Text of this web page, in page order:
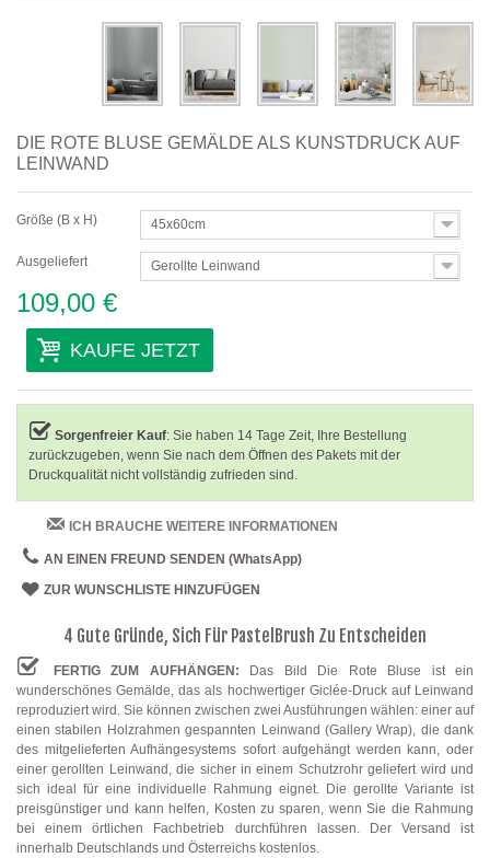
Nach Raum
DIE ROTE BLUSE GEMÄLDE ALS KUNSTDRUCK AUF
LEINWAND
Größe (B x H) 45x60cm
Ausgeliefert Gerollte Leinwand
109,00 €
KAUFE JETZT
Sorgenfreier Kauf: Sie haben 14 Tage Zeit, Ihre Bestellung
zurückzugeben, wenn Sie nach dem Öffnen des Pakets mit der
Druckqualität nicht vollständig zufrieden sind.
ICH BRAUCHE WEITERE INFORMATIONEN
AN EINEN FREUND SENDEN (WhatsApp)
ZUR WUNSCHLISTE HINZUFÜGEN
4 Gute Gründe, Sich Für PastelBrush Zu Entscheiden
FERTIG ZUM AUFHÄNGEN:
Das Bild Die Rote Bluse ist ein
wunderschönes Gemälde, das als hochwertiger Giclée-Druck auf Leinwand
reproduziert wird. Sie können zwischen zwei Ausführungen wählen: einer auf
einen stabilen Holzrahmen gespannten Leinwand (Gallery Wrap), die dank
des mitgelieferten Aufhängesystems sofort aufgehängt werden kann, oder
einer gerollten Leinwand, die sicher in einem Schutzrohr geliefert wird und
sich ideal für eine individuelle Rahmung eignet. Die gerollte Variante ist
preisgünstiger und kann helfen, Kosten zu sparen, wenn Sie die Rahmung
bei einem örtlichen Fachbetrieb durchführen lassen. Der Versand ist
innerhalb Deutschlands und Österreichs kostenlos.